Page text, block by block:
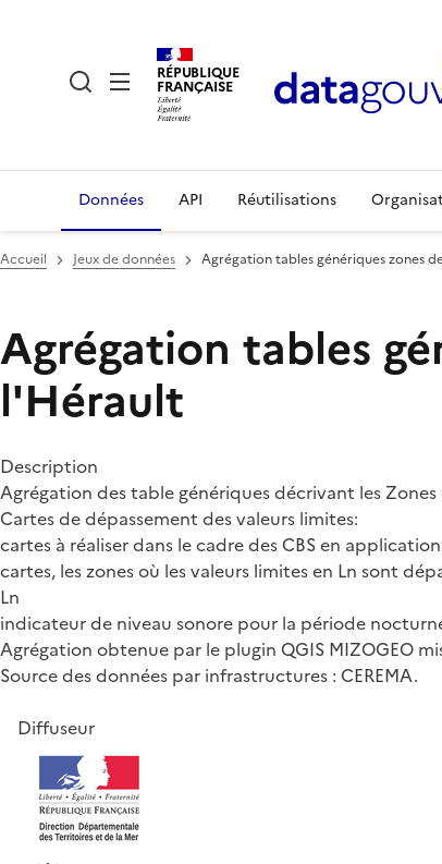
RÉPUBLIQUE
FRANÇAISE
Données API Réutilisations
Accueil Jeux de données Agrégation tables génériques zones
Agrégation tables
l'Hérault
Description
Agrégation des table génériques décrivant les
Cartes de dépassement des valeurs limites:
cartes à réaliser dans le cadre des CBS en
cartes, les zones où les valeurs limites en Ln sont
Ln
indicateur de niveau sonore pour la période
Agrégation obtenue par le plugin QGIS MIZOGEO
Source des données par infrastructures : CEREMA.
Diffuseur